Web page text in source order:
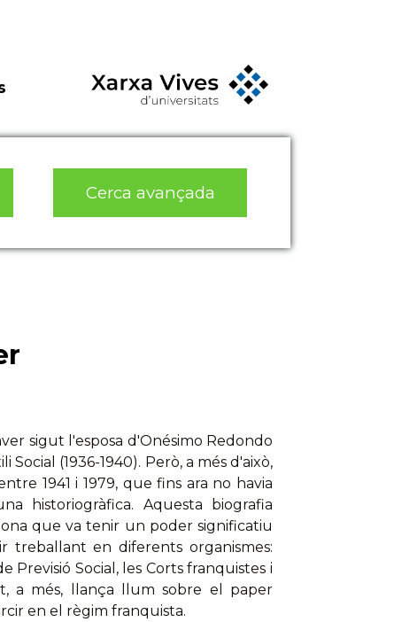
Cerca avançada
sigut l'esposa d'Onésimo Redondo
(1936-1940). Però, a més d'això,
1941 i 1979, que fins ara no havia
historiogràfica. Aquesta biografia
que va tenir un poder significatiu
en diferents organismes:
Previsió Social, les Corts franquistes i
a més, llança llum sobre el paper
en el règim franquista.